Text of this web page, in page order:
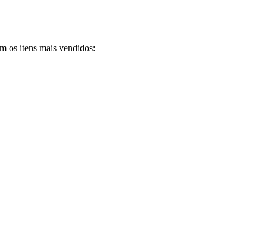
os itens mais vendidos: